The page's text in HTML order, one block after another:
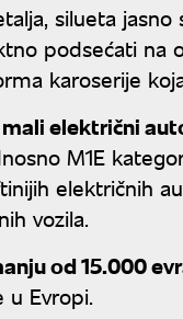
silueta
podsećati na
karoserije
mali električni
M1E
električnih
vozila.
od 15.000
u Evropi.